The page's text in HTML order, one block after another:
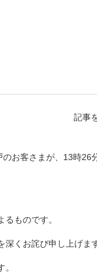
記事
お客さまが、13時26
ものです。
くお詫び申し上げま